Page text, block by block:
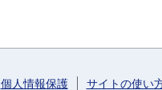
個人情報保護 サイトの使い